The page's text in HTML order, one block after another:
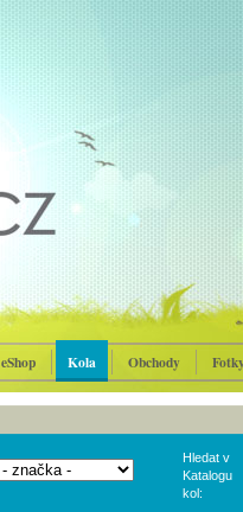
eShop Kola Obchody
Hledat v
Katalogu
kol: